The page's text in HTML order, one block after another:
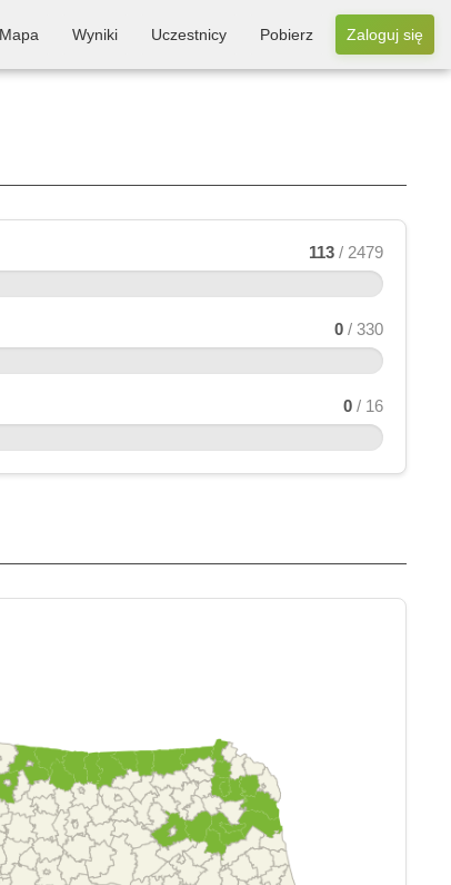
Mapa Wyniki Uczestnicy Pobierz Zaloguj się
113 / 2479
0 / 330
0 / 16